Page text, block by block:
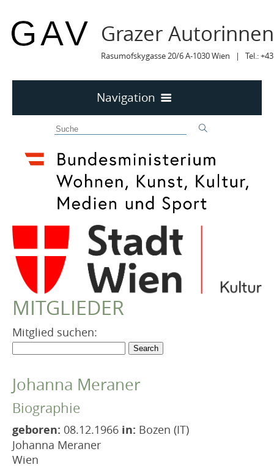
Grazer
Rasumofskygasse 20/6 A-1030 Wien | Tel.:
Navigation
MITTEILUNGEN
MITTEILUNGEN Archiv
TERMINE
TERMINE sortiert
LYRIK IM MÄRZ
MITGLIEDER
VEREIN
Robert Musil Gedenkraum
TERMINARCHIV
TEXTE
MITGLIEDER
Mitglied suchen:
Johanna Meraner
Biographie
geboren: 08.12.1966 in: Bozen (IT)
Johanna Meraner
Wien